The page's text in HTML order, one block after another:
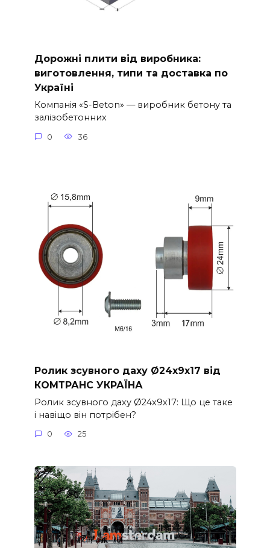
Дорожні плити від виробника:
виготовлення, типи та доставка по
Україні
Компанія «S-Beton» — виробник бетону та
залізобетонних
0 36
Ролик зсувного даху Ø24x9x17 від
КОМТРАНС УКРАЇНА
Ролик зсувного даху Ø24x9x17: Що це таке
і навіщо він потрібен?
0 25